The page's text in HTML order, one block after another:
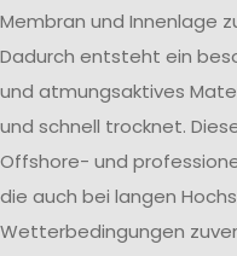
Membran und Innenlage
Dadurch entsteht ein
und atmungsaktives
und schnell trocknet.
Offshore- und
die auch bei langen
Wetterbedingungen